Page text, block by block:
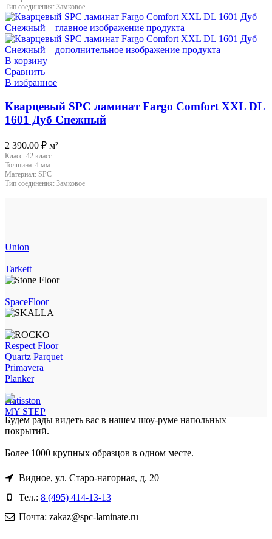
Тип соединения: Замковое
В корзину
Сравнить
В избранное
Кварцевый SPC ламинат Fargo Comfort XXL DL
1601 Дуб Снежный
2 390.00 ₽ м²
Класс: 42 класс
Толщина: 4 мм
Материал: SPC
Тип соединения: Замковое
Union
Tarkett
SpaceFloor
Respect Floor
Quartz Parquet
Primavera
Planker
Natisston
MY STEP
Будем рады видеть вас в нашем шоу-руме напольных
покрытий.
Более 1000 крупных образцов в одном месте.
Видное, ул. Старо-нагорная, д. 20
Тел.: 8 (495) 414-13-13
Почта: zakaz@spc-laminate.ru